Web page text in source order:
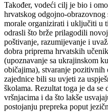
Također, vodeći cilj je bio i
hrvatskog odgojno-obrazovnog
morale organizirati i uključiti u
odrasli što brže prilagodili
poštivanje, razumijevanje i
dobra priprema hrvatskih
(upoznavanje sa ukrajinskom
običajima), stvaranje pozitivnih
zajednice bili su uvjeti za
školama. Rezultat toga je da
vršnjacima i da što lakše
postojanju prepreka poput